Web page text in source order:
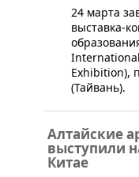
​​24 марта
выставка-
Exhibition),
(Тайвань).
Алтайские
выступили
Китае